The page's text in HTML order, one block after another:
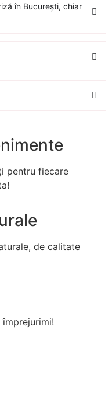
în București, chiar
pentru fiecare
de calitate